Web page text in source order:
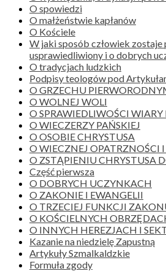
O spowiedzi
O małżeństwie kapłanów
O Kościele
W jaki sposób człowiek zostaje
usprawiedliwiony i o dobrych
O tradycjach ludzkich
Podpisy teologów pod
O GRZECHU
O WOLNEJ WOLI
O SPRAWIEDLIWOŚCI
O WIECZERZY PAŃSKIEJ
O OSOBIE CHRYSTUSA
O WIECZNEJ OPATRZNOŚCI
O ZSTĄPIENIU CHRYSTUSA
Część pierwsza
O DOBRYCH UCZYNKACH
O ZAKONIE I EWANGELII
O TRZECIEJ FUNKCJI
O KOŚCIELNYCH
O INNYCH HEREZJACH I
Kazanie na niedzielę Zapustną
Artykuły Szmalkaldzkie
Formuła zgody